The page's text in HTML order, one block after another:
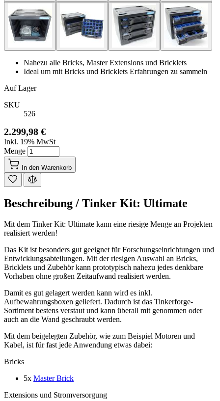
Nahezu alle Bricks, Master Extensions und Bricklets
Ideal um mit Bricks und Bricklets Erfahrungen zu sammeln
Auf Lager
SKU
526
2.299,98 €
Inkl. 19% MwSt
Menge
In den Warenkorb
Beschreibung / Tinker Kit: Ultimate
Mit dem Tinker Kit: Ultimate kann eine riesige Menge an Projekten
realisiert werden!
Das Kit ist besonders gut geeignet für Forschungseinrichtungen und
Entwicklungsabteilungen. Mit der riesigen Auswahl an Bricks,
Bricklets und Zubehör kann prototypisch nahezu jedes denkbare
Vorhaben ohne großen Zeitaufwand realisiert werden.
Damit es gut gelagert werden kann wird es inkl.
Aufbewahrungsboxen geliefert. Dadurch ist das Tinkerforge-
Sortiment bestens verstaut und kann überall mit genommen oder
auch an die Wand geschraubt werden.
Mit dem beigelegten Zubehör, wie zum Beispiel Motoren und
Kabel, ist für fast jede Anwendung etwas dabei:
Bricks
5x Master Brick
Extensions und Stromversorgung